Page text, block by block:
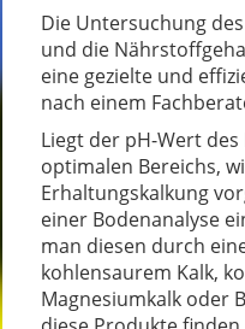
Die Untersuchung
und die
eine gezielte und
nach einem
Liegt der pH-Wert
optimalen Bereichs,
Erhaltungskalkung
einer Bodenanalyse
man diesen durch
kohlensaurem Kalk,
Magnesiumkalk oder